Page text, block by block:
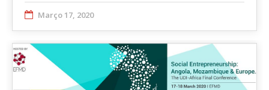
Março 17, 2020